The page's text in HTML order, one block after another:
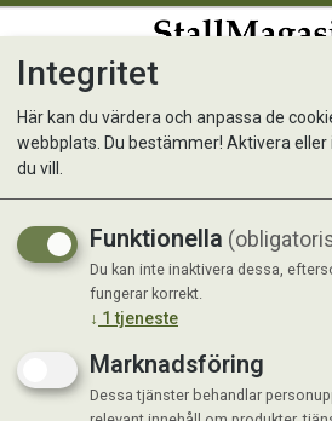
Monteringsnyckel
ringisolator SB
Integritet
Här kan du värdera och anpassa de
webbplats. Du bestämmer! Aktivera
du vill.
Funktionella
Du kan inte inaktivera dessa,
fungerar korrekt.
↓ 1 tjeneste
Marknadsföring
Dessa tjänster behandlar